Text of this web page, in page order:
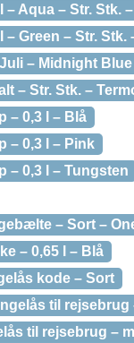
– Aqua – Str. Stk.
Green – Str. Stk.
– Midnight
– Str. Stk. –
– 0,3 l – Blå
– 0,3 l – Pink
– 0,3 l – Tungsten
– Sort –
– 0,65 l – Blå
kode – Sort
til rejsebrug
til rejsebrug –